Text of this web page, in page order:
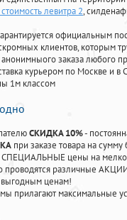
левитра 2,
официальным
клиентов, которым
заказа любого
курьером по Москве и в
1м классом
СКИДКА 10%-
при заказе товара на
цены на
проводятся различные
ценам!
прилагают максимальные